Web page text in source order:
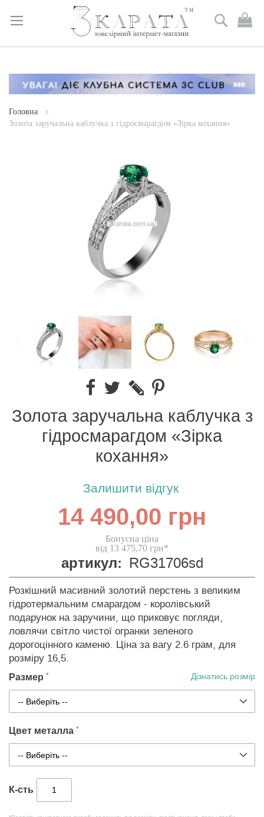
Skip
Content
Пошук
Головна
Золота заручальна каблучка з гідросмарагдом «Зірка кохання»
Золота заручальна каблучка з
гідросмарагдом «Зірка
кохання»
Залишити відгук
14 490,00 грн
Бонусна ціна
від 13 475,70 грн*
артикул: RG31706sd
Розкішний масивний золотий перстень з великим
гідротермальним смарагдом - королівський
подарунок на заручини, що приковує погляди,
ловлячи світло чистої огранки зеленого
дорогоцінного каменю. Ціна за вагу 2.6 грам, для
розміру 16,5.
Размер Дізнатись розмір
Цвет металла
К-сть